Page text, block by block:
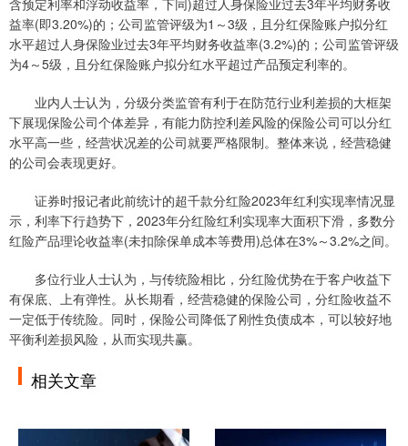
含预定利率和浮动收益率，下同)超过人身保险业过去3年平均财务收
益率(即3.20%)的；公司监管评级为1～3级，且分红保险账户拟分红
水平超过人身保险业过去3年平均财务收益率(3.2%)的；公司监管评级
为4～5级，且分红保险账户拟分红水平超过产品预定利率的。
业内人士认为，分级分类监管有利于在防范行业利差损的大框架
下展现保险公司个体差异，有能力防控利差风险的保险公司可以分红
水平高一些，经营状况差的公司就要严格限制。整体来说，经营稳健
的公司会表现更好。
证券时报记者此前统计的超千款分红险2023年红利实现率情况显
示，利率下行趋势下，2023年分红险红利实现率大面积下滑，多数分
红险产品理论收益率(未扣除保单成本等费用)总体在3%～3.2%之间。
多位行业人士认为，与传统险相比，分红险优势在于客户收益下
有保底、上有弹性。从长期看，经营稳健的保险公司，分红险收益不
一定低于传统险。同时，保险公司降低了刚性负债成本，可以较好地
平衡利差损风险，从而实现共赢。
相关文章